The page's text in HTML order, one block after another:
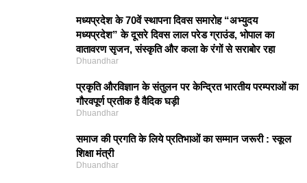
मध्यप्रदेश के 70वें स्थापना दिवस समारोह “अभ्युदय
मध्यप्रदेश” के दूसरे दिवस लाल परेड ग्राउंड, भोपाल का
वातावरण सृजन, संस्कृति और कला के रंगों से सराबोर रहा
Dhuandhar
प्रकृति और‍विज्ञान के संतुलन पर केन्द्रित भारतीय परम्पराओं का
गौरवपूर्ण प्रतीक है वैदिक घड़ी
Dhuandhar
समाज की प्रगति के लिये प्रतिभाओं का सम्मान जरूरी : स्कूल
शिक्षा मंत्री
Dhuandhar